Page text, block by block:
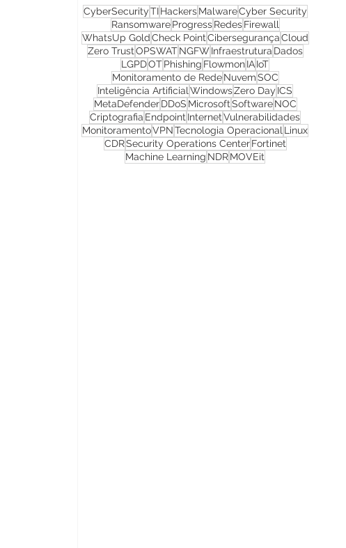
CyberSecurityTI Hackers MalwareCyber Security
Ransomware Progress Redes Firewall
WhatsUp GoldCheck PointCibersegurançaCloud
Zero TrustOPSWAT NGFW Infraestrutura Dados
LGPDOTPhishing FlowmonIAIoT
Monitoramento de Rede NuvemSOC
Inteligência Artificial WindowsZero Day ICS
MetaDefender DDoS MicrosoftSoftware NOC
Criptografia Endpoint InternetVulnerabilidades
MonitoramentoVPNTecnologia Operacional Linux
CDRSecurity Operations Center Fortinet
Machine Learning NDRMOVEit